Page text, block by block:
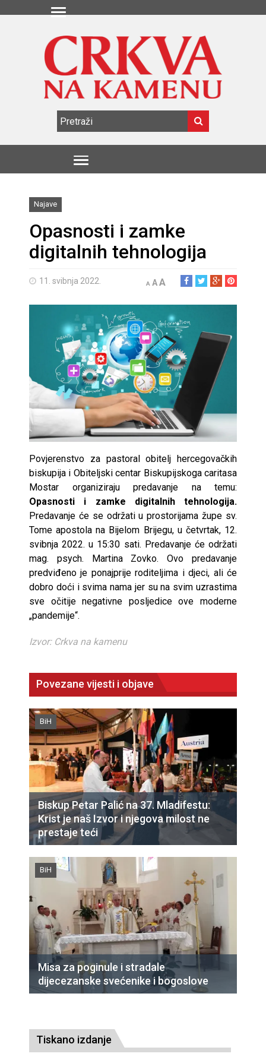
Najave
Opasnosti i zamke
digitalnih tehnologija
11. svibnja 2022. A AA
Povjerenstvo za pastoral obitelj hercegovačkih
biskupija i Obiteljski centar Biskupijskoga caritasa
Mostar organiziraju predavanje na temu:
Opasnosti i zamke digitalnih tehnologija.
Predavanje će se održati u prostorijama župe sv.
Tome apostola na Bijelom Brijegu, u četvrtak, 12.
svibnja 2022. u 15:30 sati. Predavanje će održati
mag. psych. Martina Zovko. Ovo predavanje
predviđeno je ponajprije roditeljima i djeci, ali će
dobro doći i svima nama jer su na svim uzrastima
sve očitije negativne posljedice ove moderne
„pandemije“.
Izvor: Crkva na kamenu
Povezane vijesti i objave
BiH
Biskup Petar Palić na 37. Mladifestu:
Krist je naš Izvor i njegova milost ne
prestaje teći
BiH
Misa za poginule i stradale
dijecezanske svećenike i bogoslove
Tiskano izdanje